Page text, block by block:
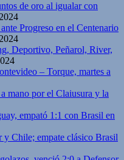
de oro al igualar con
Progreso en el Centenario
Deportivo, Peñarol, River,
– Torque, martes a
mano por el Claiusura y la
empató 1:1 con Brasil en
Chile; empate clásico Brasil